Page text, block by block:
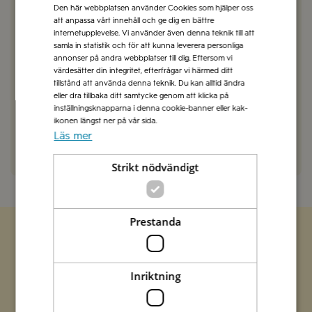
SVARA
Emma Olsson 2022-03-16
Hejsan Nina,
Du ugnsrostar grönsakerna först för att sedan
låta de ligga i marinaden innan servering.
Hälsningar, vännerna på Zeta
SVARA
Zetas populära nyhetsbrev
Missa inte att vi har flera olika nyhetsbrev som
förenklar vardagen och förgyller helgen med
Den här webbplatsen använder Cookies som hjälper oss
att anpassa vårt innehåll och ge dig en bättre
internetupplevelse. Vi använder även denna teknik till att
samla in statistik och för att kunna leverera personliga
annonser på andra webbplatser till dig. Eftersom vi
värdesätter din integritet, efterfrågar vi härmed ditt
tillstånd att använda denna teknik. Du kan alltid ändra
eller dra tillbaka ditt samtycke genom att klicka på
inställningsknapparna i denna cookie-banner eller kak-
ikonen längst ner på vår sida.
Läs mer
Strikt nödvändigt
Prestanda
Inriktning